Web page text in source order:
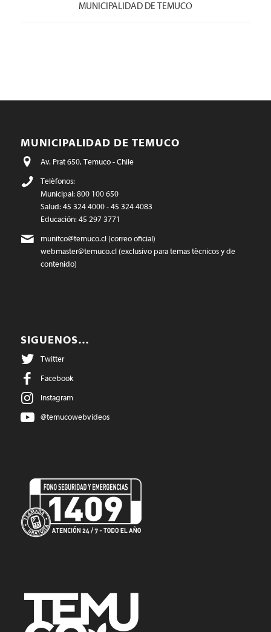
MUNICIPALIDAD DE TEMUCO
MUNICIPALIDAD DE TEMUCO
Av. Prat 650, Temuco - Chile
Teléfonos:
Municipal: 800 100 650
Salud: 45 324 4000 - 45 324 4083
Educación: 45 297 3771
munitco@temuco.cl(correo oficial)
webmaster@temuco.cl(exclusivo para temas técnicos y de
contenido)
SIGUENOS…
Twitter
Facebook
Instagram
@temucowebvideos